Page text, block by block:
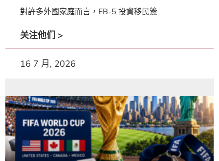
對許多外國家庭而言，EB-5 投資移民簽
关注他们 >
16 7 月, 2026